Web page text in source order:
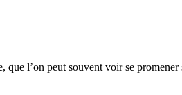
l’on peut souvent voir se